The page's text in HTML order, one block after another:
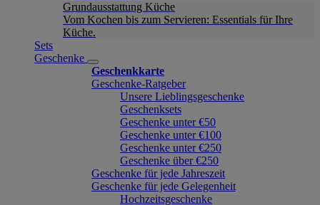
Grundausstattung Küche
Vom Kochen bis zum Servieren: Essentials für Ihre
Küche.
Sets
Geschenke
Geschenkkarte
Geschenke-Ratgeber
Unsere Lieblingsgeschenke
Geschenksets
Geschenke unter €50
Geschenke unter €100
Geschenke unter €250
Geschenke über €250
Geschenke für jede Jahreszeit
Geschenke für jede Gelegenheit
Hochzeitsgeschenke